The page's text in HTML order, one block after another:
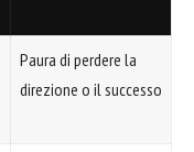
Paura di perdere la
direzione o il successo